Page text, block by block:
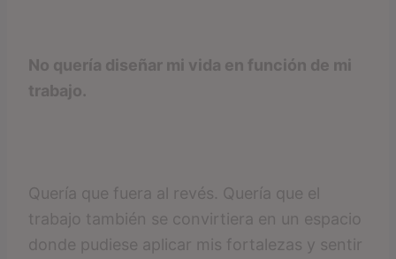
No quería diseñar mi vida en función de mi
trabajo.
Quería que fuera al revés. Quería que el
trabajo también se convirtiera en un espacio
donde pudiese aplicar mis fortalezas y sentir